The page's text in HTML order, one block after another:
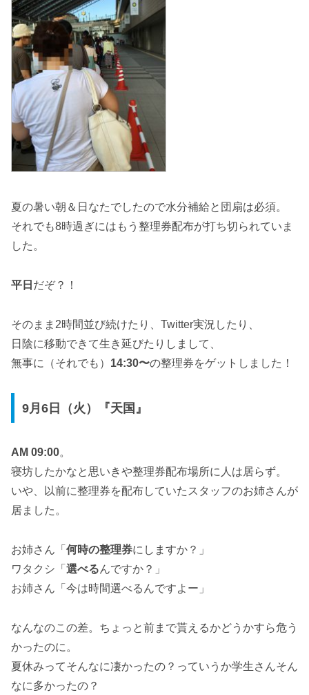
夏の暑い朝＆日なたでしたので水分補給と団扇は必須。
それでも8時過ぎにはもう整理券配布が打ち切られていま
した。
平日 だぞ？！
そのまま2時間並び続けたり、Twitter実況したり、
日陰に移動できて生き延びたりしまして、
無事に（それでも） 14:30〜の整理券をゲットしました！
9月6日（火）『天国』
AM 09:00。
寝坊したかなと思いきや整理券配布場所に人は居らず。
いや、以前に整理券を配布していたスタッフのお姉さんが
居ました。
お姉さん「 何時の整理券にしますか？」
ワタクシ「 選べるんですか？」
お姉さん「今は時間選べるんですよー」
なんなのこの差。ちょっと前まで貰えるかどうかすら危う
かったのに。
夏休みってそんなに凄かったの？っていうか学生さんそん
なに多かったの？